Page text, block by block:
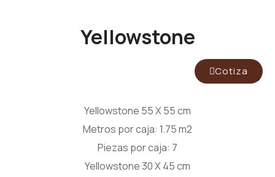
Yellowstone
Cotiza
Yellowstone 55 X 55 cm
Metros por caja: 1.75 m2
Piezas por caja: 7
Yellowstone 30 X 45 cm